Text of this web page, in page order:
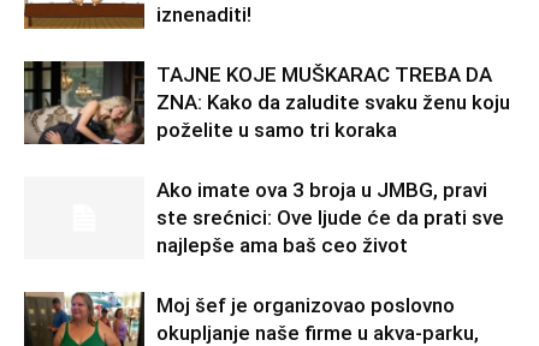
iznenaditi!
TAJNE KOJE MUŠKARAC TREBA DA
ZNA: Kako da zaludite svaku ženu koju
poželite u samo tri koraka
Ako imate ova 3 broja u JMBG, pravi
ste srećnici: Ove ljude će da prati sve
najlepše ama baš ceo život
Moj šef je organizovao poslovno
okupljanje naše firme u akva-parku,